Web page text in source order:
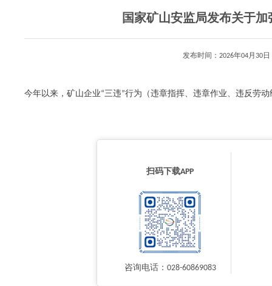
国家矿山安监局发布关于
发布时间：2026年04月30
今年以来，矿山企业“三违”行为（违章指挥、违章作业、违反劳
扫码下载APP
咨询电话：028-60869083